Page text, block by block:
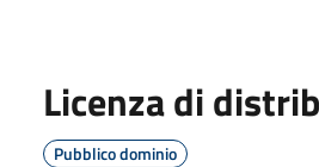
Licenza di
Pubblico dominio